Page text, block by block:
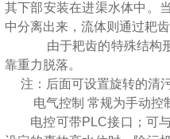
其下部安装在进渠水体中。
中分离出来，流体则通过耙
由于耙齿的特殊结构形
靠重力脱落。
注：后面可设置旋转的清
电气控制 常规为手动控
电控可带PLC接口；可